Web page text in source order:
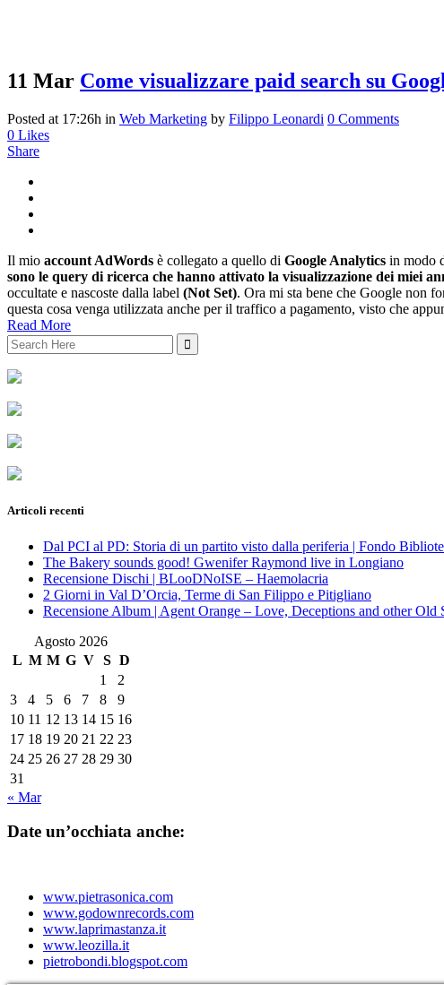
11 Mar Come visualizzare paid search su
Posted at 17:26h in Web Marketing by Filippo Leonardi 0 Comments
0 Likes
Share
Il mio account AdWords è collegato a quello di Google Analytics in modo
sono le query di ricerca che hanno attivato la visualizzazione dei miei
occultate e nascoste dalla label (Not Set). Ora mi sta bene che Google non
questa cosa venga utilizzata anche per il traffico a pagamento, visto che
Read More
Search
for:
Articoli recenti
Dal PCI al PD: Storia di un partito visto dalla periferia | Fondo
The Bakery sounds good! Gwenifer Raymond live in Longiano
Recensione Dischi | BLooDNoISE – Haemolacria
2 Giorni in Val D’Orcia, Terme di San Filippo e Pitigliano
Recensione Album | Agent Orange – Love, Deceptions and other Old
Agosto 2026
L M M G V S D
1
2
3
4 5 6 7 8
9
10 11 12 13 14 15 16
17 18 19 20 21 22 23
24 25 26 27 28 29 30
31
« Mar
Date un’occhiata anche:
www.pietrasonica.com
www.godownrecords.com
www.laprimastanza.it
www.leozilla.it
pietrobondi.blogspot.com